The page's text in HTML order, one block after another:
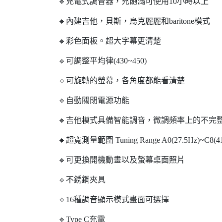
🔹內建吉他，貝斯，烏克麗麗和baritone模式
🔹彩色面板。超大字幕更清楚
🔹可調整平均律(430~450)
🔹可旋轉的螢幕，各角度都能看清楚
🔹自動關閉電源功能
🔹吉他模式具備智能調音，微調頻率上的不完
🔹超寬測量範圍 Tuning Range
🔹可更換開機動畫以及螢幕桌面照片
🔹不銹鋼夾具
🔹16種調音顯示模式畫面可選擇
🔹Type C充電